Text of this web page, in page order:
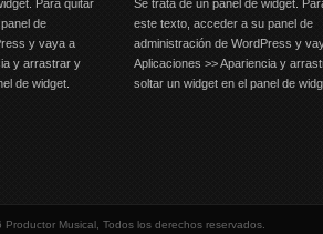
Para quitar
de
y vaya a
y arrastrar y
de widget.
Se trata de un panel de widget.
este texto, acceder a su panel de
administración de WordPress y
Aplicaciones >> Apariencia y
soltar un widget en el panel de
Musical, Todos los derechos reservados.